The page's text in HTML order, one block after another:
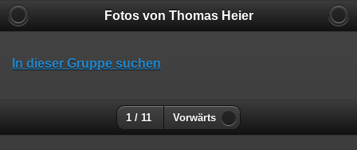
Fotos von Thomas Heier
In dieser Gruppe suchen
1 / 11 Vorwärts